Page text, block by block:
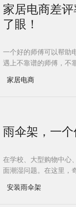
家居电商差
了眼！
一个好的师傅可以帮助
遇上不靠谱的师傅，不
家居电商
雨伞架，一
在学校、大型购物中心
面潮湿问题。在这里，
安装雨伞架